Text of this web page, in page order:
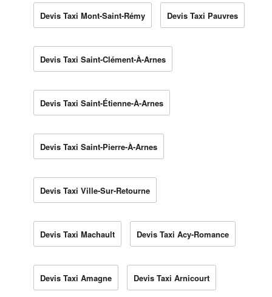
Devis Taxi Mont-Saint-Rémy Devis Taxi Pauvres
Devis Taxi Saint-Clément-À-Arnes
Devis Taxi Saint-Étienne-À-Arnes
Devis Taxi Saint-Pierre-À-Arnes
Devis Taxi Ville-Sur-Retourne
Devis Taxi Machault Devis Taxi Acy-Romance
Devis Taxi Amagne Devis Taxi Arnicourt